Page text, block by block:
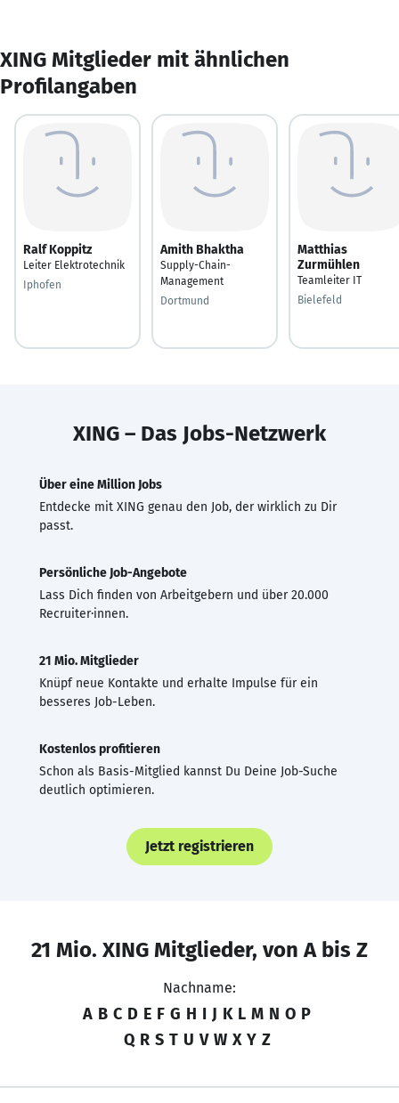
XING Mitglieder mit ähnlichen
Profilangaben
Ralf Koppitz
Leiter Elektrotechnik
Iphofen
Amith Bhaktha
Supply-Chain-
Management
Dortmund
Matthias
Zurmühlen
Teamleiter IT
Bielefeld
XING – Das Jobs-Netzwerk
Über eine Million Jobs
Entdecke mit XING genau den Job, der wirklich zu Dir
passt.
Persönliche Job-Angebote
Lass Dich finden von Arbeitgebern und über 20.000
Recruiter·innen.
21 Mio. Mitglieder
Knüpf neue Kontakte und erhalte Impulse für ein
besseres Job-Leben.
Kostenlos profitieren
Schon als Basis-Mitglied kannst Du Deine Job-Suche
deutlich optimieren.
Jetzt registrieren
21 Mio. XING Mitglieder, von A bis Z
Nachname:
A B C D E F G H I J K L M N O P
Q R S T U V W X Y Z